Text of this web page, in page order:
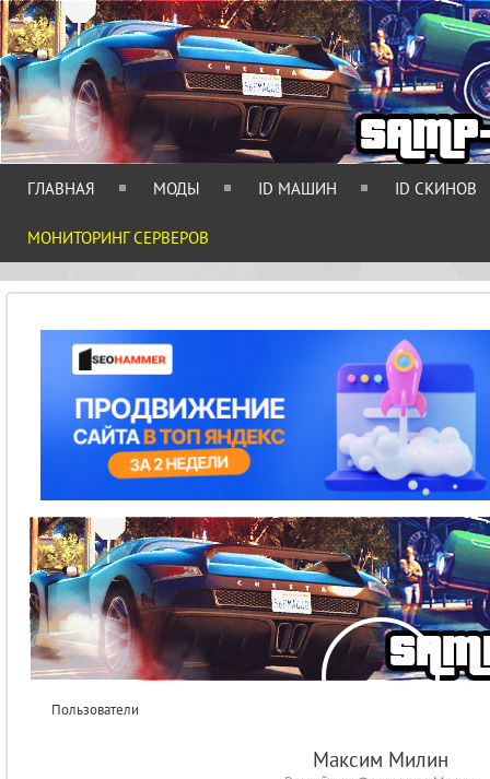
ГЛАВНАЯ МОДЫ ID МАШИН ID СКИНОВ
МОНИТОРИНГ СЕРВЕРОВ
Пользователи
Максим Милин